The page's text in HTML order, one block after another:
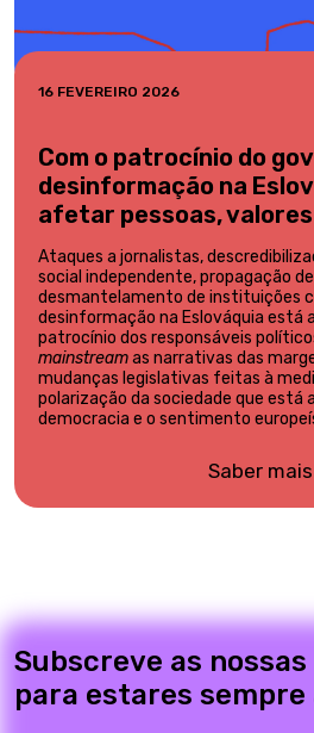
16 FEVEREIRO 2026
Com o patrocínio do
desinformação na
afetar pessoas,
Ataques a jornalistas,
social independente, propagação
desmantelamento de instituições
desinformação na Eslováquia está
patrocínio dos responsáveis
mainstreamas narrativas das
mudanças legislativas feitas à
polarização da sociedade que está
democracia e o sentimento
Saber mais
Subscreve as
para estares sempre